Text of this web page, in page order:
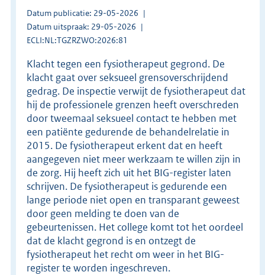
Datum publicatie: 29-05-2026
Datum uitspraak: 29-05-2026
ECLI:NL:TGZRZWO:2026:81
Klacht tegen een fysiotherapeut gegrond. De
klacht gaat over seksueel grensoverschrijdend
gedrag. De inspectie verwijt de fysiotherapeut dat
hij de professionele grenzen heeft overschreden
door tweemaal seksueel contact te hebben met
een patiënte gedurende de behandelrelatie in
2015. De fysiotherapeut erkent dat en heeft
aangegeven niet meer werkzaam te willen zijn in
de zorg. Hij heeft zich uit het BIG-register laten
schrijven. De fysiotherapeut is gedurende een
lange periode niet open en transparant geweest
door geen melding te doen van de
gebeurtenissen. Het college komt tot het oordeel
dat de klacht gegrond is en ontzegt de
fysiotherapeut het recht om weer in het BIG-
register te worden ingeschreven.